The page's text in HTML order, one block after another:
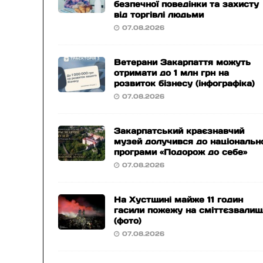
безпечної поведінки та захисту
від торгівлі людьми
07.08.2026
Ветерани Закарпаття можуть
отримати до 1 млн грн на
розвиток бізнесу (інфографіка)
07.08.2026
Закарпатський краєзнавчий
музей долучився до
програми «Подорож до себе»
07.08.2026
На Хустщині майже 11 годин
гасили пожежу на
(фото)
07.08.2026